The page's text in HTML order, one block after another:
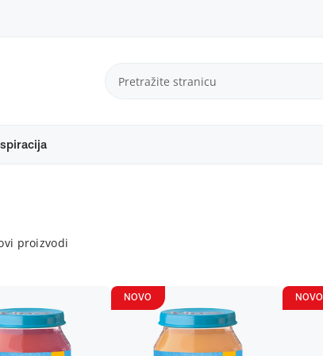
proizvodi
NOVO NOVO